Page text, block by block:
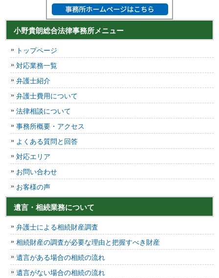
小野貴朗総合法律事務所メニュー
トップページ
対応業務一覧
弁護士紹介
弁護士費用について
法律相談について
事務所概要・アクセス
よくある質問と回答
対応エリア
お問い合わせ
お客様の声
遺言・相続業務について
弁護士による相続財産調査
相続財産の調査が必要な理由と把握すべき財産
遺言がある場合の相続の流れ
遺言がない場合の相続の流れ